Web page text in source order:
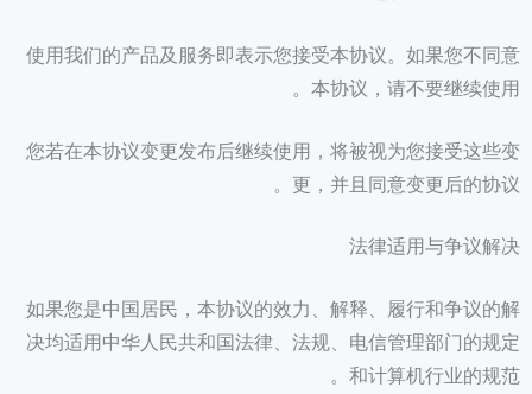
使用我们的产品及服务即表示您接受本协议。如果您不同意
本协议，请不要继续使用。
您若在本协议变更发布后继续使用，将被视为您接受这些变
更，并且同意变更后的协议。
法律适用与争议解决
如果您是中国居民，本协议的效力、解释、履行和争议的解
决均适用中华人民共和国法律、法规、电信管理部门的规定
和计算机行业的规范。